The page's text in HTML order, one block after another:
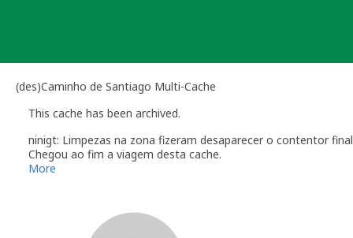
(des)Caminho de Santiago Multi-Cache
This cache has been archived.
ninigt: Limpezas na zona fizeram desaparecer o contentor
Chegou ao fim a viagem desta cache.
Obrigado a todos que a visitaram
More